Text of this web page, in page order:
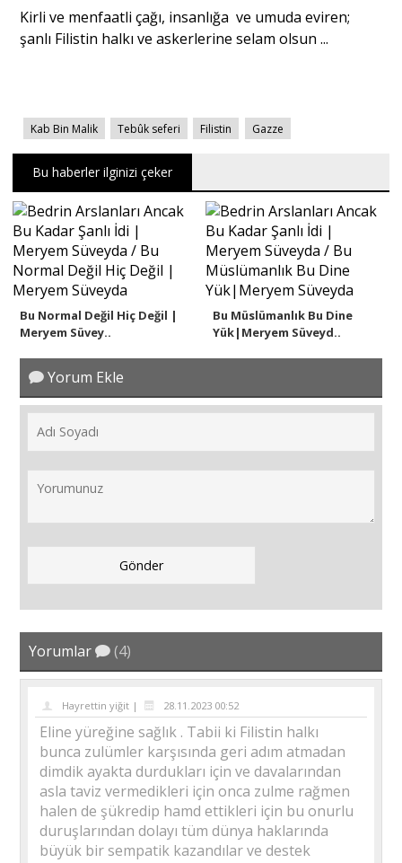
Kirli ve menfaatli çağı, insanlığa ve umuda eviren;
şanlı Filistin halkı ve askerlerine selam olsun ...
Kab Bin Malik Tebûk seferi Filistin Gazze
Bu haberler ilginizi çeker
Bu Normal Değil Hiç Değil |
Meryem Süvey..
Bu Müslümanlık Bu Dine
Yük|Meryem Süveyd..
Yorum Ekle
Yorumlar (4)
Hayrettin yiğit | 28.11.2023 00:52
Eline yüreğine sağlık . Tabii ki Filistin halkı
bunca zulümler karşısında geri adım atmadan
dimdik ayakta durdukları için ve davalarından
asla taviz vermedikleri için onca zulme rağmen
halen de şükredip hamd ettikleri için bu onurlu
duruşlarından dolayı tüm dünya haklarında
büyük bir sempatik kazandılar ve destek